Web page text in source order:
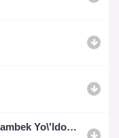
Yulduz Usmonova (feat Adhambek Yo\'ldoshev)